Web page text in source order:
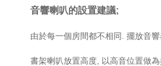
音響喇叭的設置建議;
由於每一個房間都不相同. 擺放音
書架喇叭放置高度, 以高音位置做